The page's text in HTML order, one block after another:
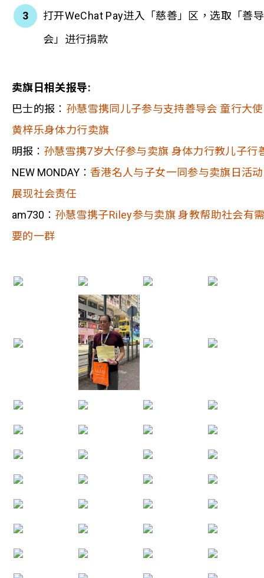
打开WeChat Pay进入「慈善」区，选取「善导
会」进行捐款
卖旗日相关报导:
巴士的报︰ 孙慧雪携同儿子参与支持善导会 童行大使
黄梓乐身体力行卖旗
明报︰ 孙慧雪携7岁大仔参与卖旗 身体力行教儿子行
NEW MONDAY ︰ 香港名人与子女一同参与卖旗日活动
展现社会责任
am730 ︰ 孙慧雪携子Riley参与卖旗 身教帮助社会有
要的一群